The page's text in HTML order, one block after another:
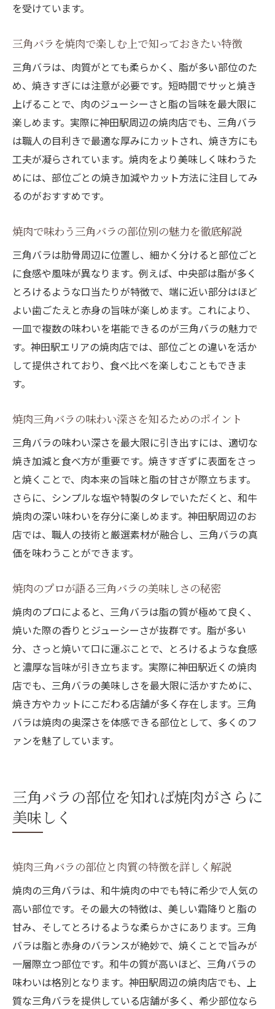
け方
べ方
焼肉三角バラを選ぶ際に注目したいポイン
ト
焼肉で三角バラを楽しむコツと体験談を紹
介
焼肉通お気に入りの三角バラの楽しみ方を
伝授
を受けています。
三角バラを焼肉で楽しむ上で知っておきたい特徴
三角バラは、肉質がとても柔らかく、脂が多い部位のた
め、焼きすぎには注意が必要です。短時間でサッと焼き
上げることで、肉のジューシーさと脂の旨味を最大限に
楽しめます。実際に神田駅周辺の焼肉店でも、三角バラ
は職人の目利きで最適な厚みにカットされ、焼き方にも
工夫が凝らされています。焼肉をより美味しく味わうた
めには、部位ごとの焼き加減やカット方法に注目してみ
るのがおすすめです。
焼肉で味わう三角バラの部位別の魅力を徹底解説
三角バラは肋骨周辺に位置し、細かく分けると部位ごと
に食感や風味が異なります。例えば、中央部は脂が多く
とろけるような口当たりが特徴で、端に近い部分はほど
よい歯ごたえと赤身の旨味が楽しめます。これにより、
一皿で複数の味わいを堪能できるのが三角バラの魅力で
す。神田駅エリアの焼肉店では、部位ごとの違いを活か
して提供されており、食べ比べを楽しむこともできま
す。
焼肉三角バラの味わい深さを知るためのポイント
三角バラの味わい深さを最大限に引き出すには、適切な
焼き加減と食べ方が重要です。焼きすぎずに表面をさっ
と焼くことで、肉本来の旨味と脂の甘さが際立ちます。
さらに、シンプルな塩や特製のタレでいただくと、和牛
焼肉の深い味わいを存分に楽しめます。神田駅周辺のお
店では、職人の技術と厳選素材が融合し、三角バラの真
価を味わうことができます。
焼肉のプロが語る三角バラの美味しさの秘密
焼肉のプロによると、三角バラは脂の質が極めて良く、
焼いた際の香りとジューシーさが抜群です。脂が多い
分、さっと焼いて口に運ぶことで、とろけるような食感
と濃厚な旨味が引き立ちます。実際に神田駅近くの焼肉
店でも、三角バラの美味しさを最大限に活かすために、
焼き方やカットにこだわる店舗が多く存在します。三角
バラは焼肉の奥深さを体感できる部位として、多くのフ
ァンを魅了しています。
三角バラの部位を知れば焼肉がさらに
美味しく
焼肉三角バラの部位と肉質の特徴を詳しく解説
焼肉の三角バラは、和牛焼肉の中でも特に希少で人気の
高い部位です。その最大の特徴は、美しい霜降りと脂の
甘み、そしてとろけるような柔らかさにあります。三角
バラは脂と赤身のバランスが絶妙で、焼くことで旨みが
一層際立つ部位です。和牛の質が高いほど、三角バラの
味わいは格別となります。神田駅周辺の焼肉店でも、上
質な三角バラを提供している店舗が多く、希少部位なら